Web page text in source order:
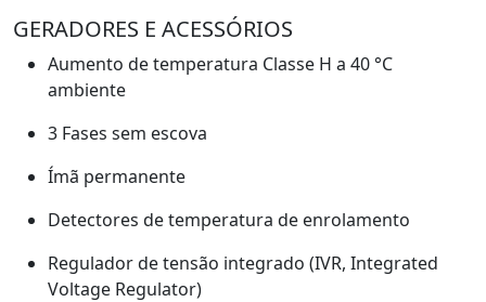
GERADORES E ACESSÓRIOS
Aumento de temperatura Classe H a 40 °C
ambiente
3 Fases sem escova
Ímã permanente
Detectores de temperatura de enrolamento
Regulador de tensão integrado (IVR, Integrated
Voltage Regulator)